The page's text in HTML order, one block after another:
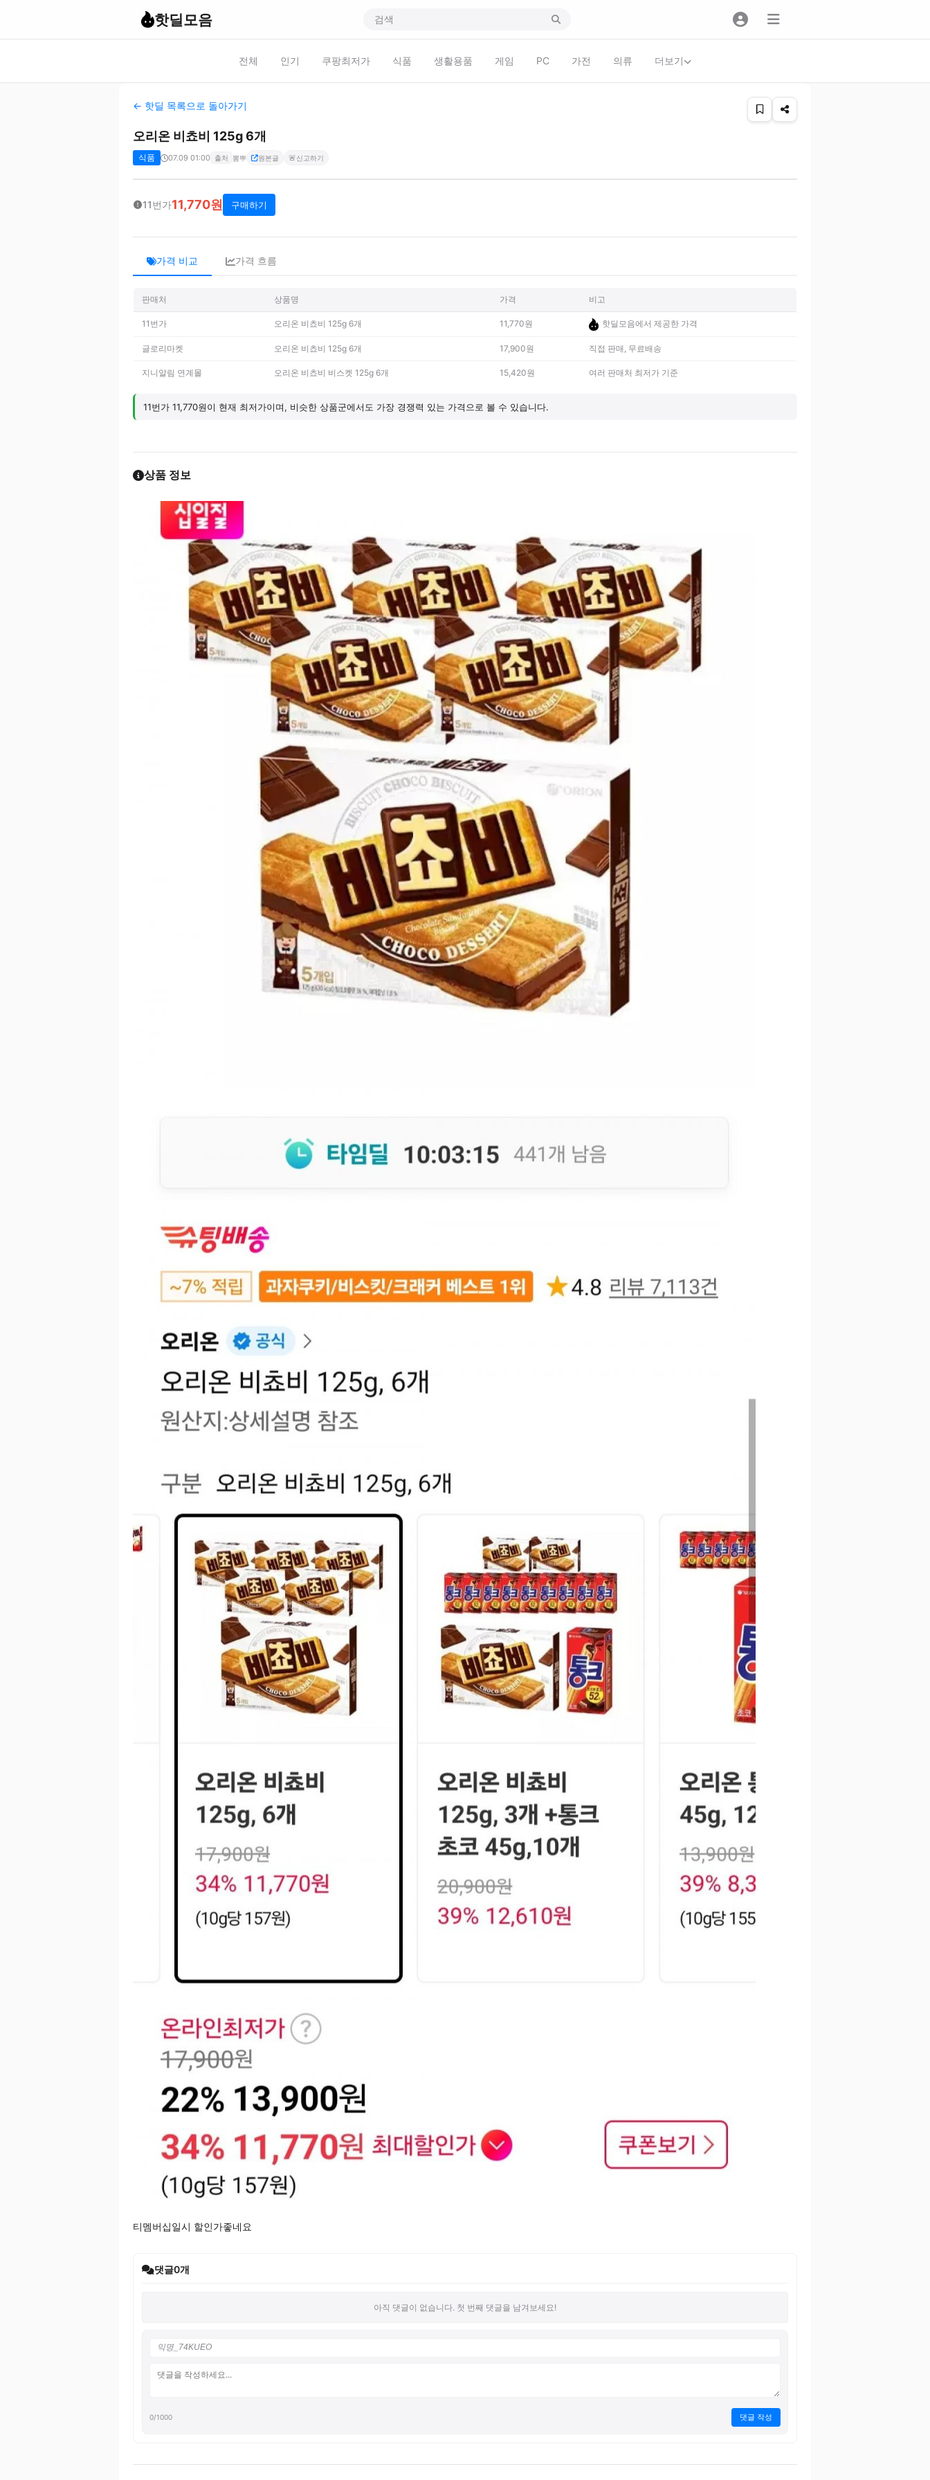
핫딜모음
전체 인기 쿠팡최저가 식품 생활용품 게임 PC 가전 의류 더보기
← 핫딜 목록으로 돌아가기
오리온 비쵸비 125g 6개
식품 07.09 01:00 출처 뽐뿌 원본글 🚨신고하기
11번가11,770원 구매하기
가격 비교 가격 흐름
판매처 상품명 가격 비고
11번가 오리온 비쵸비 125g 6개 11,770원 핫딜모음에서 제공한 가격
글로리마켓 오리온 비쵸비 125g 6개 17,900원 직접 판매, 무료배송
지니알림 연계몰 오리온 비쵸비 비스켓 125g 6개 15,420원 여러 판매처 최저가 기준
11번가 11,770원이 현재 최저가이며, 비슷한 상품군에서도 가장 경쟁력 있는 가격으로 볼 수 있습니다.
상품 정보
티멤버십일시 할인가좋네요
댓글0개
아직 댓글이 없습니다. 첫 번째 댓글을 남겨보세요!
0/1000 댓글 작성